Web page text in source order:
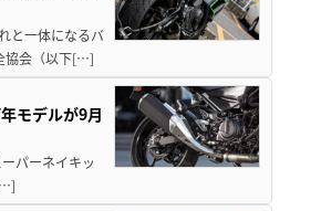
と一体になるバ
協会（以下[…]
モデルが9月
パーネイキッ